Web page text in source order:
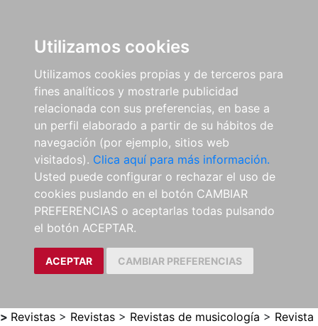
Utilizamos cookies
Utilizamos cookies propias y de terceros para
fines analíticos y mostrarle publicidad
relacionada con sus preferencias, en base a
un perfil elaborado a partir de su hábitos de
navegación (por ejemplo, sitios web
visitados). Clica aquí para más información.
Usted puede configurar o rechazar el uso de
cookies puslando en el botón CAMBIAR
PREFERENCIAS o aceptarlas todas pulsando
el botón ACEPTAR.
ACEPTAR CAMBIAR PREFERENCIAS
> Revistas > Revistas > Revistas de musicología > Revista